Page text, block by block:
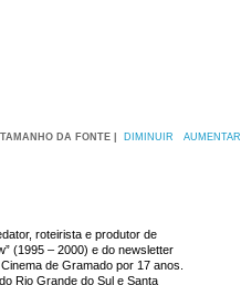
TAMANHO DA FONTE | DIMINUIR AUMENTAR
roteirista e produtor de
(1995 – 2000) e do newsletter
de Gramado por 17 anos.
Rio Grande do Sul e Santa